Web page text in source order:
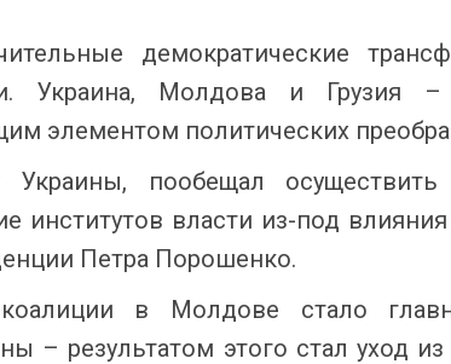
демократические
Украина, Молдова и Грузия
элементом политических
пообещал осуществить
институтов власти из-под
Петра Порошенко.
коалиции в Молдове стало
– результатом этого стал уход